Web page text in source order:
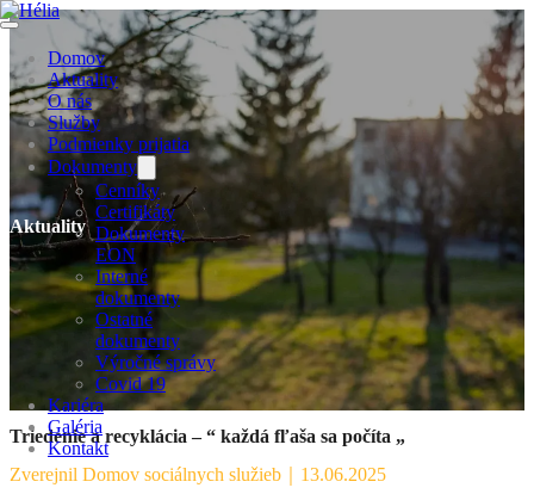
Domov
Aktuality
O nás
Služby
Podmienky prijatia
Dokumenty
Cenníky
Certifikáty
Dokumenty
EON
Interné
dokumenty
Ostatné
dokumenty
Výročné správy
Covid 19
Kariéra
Galéria
Kontakt
Aktuality
Triedenie a recyklácia – “ každá fľaša sa počíta „
Zverejnil Domov sociálnych služieb
13.06.2025